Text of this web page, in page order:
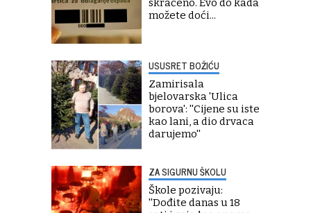
skraćeno. Evo do kada
možete doći...
USUSRET BOŽIĆU
Zamirisala
bjelovarska 'Ulica
borova': ''Cijene su iste
kao lani, a dio drvaca
darujemo''
ZA SIGURNU ŠKOLU
Škole pozivaju:
''Dođite danas u 18